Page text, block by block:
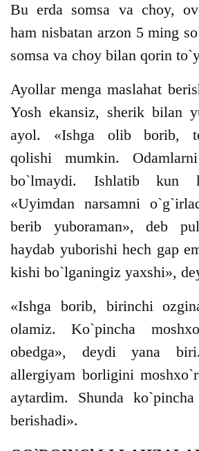
Bu erda somsa va choy,
ham nisbatan arzon 5 ming
somsa va choy bilan qorin
Ayollar menga maslahat
Yosh ekansiz, sherik bilan
ayol. «Ishga olib borib,
qolishi mumkin.
bo`lmaydi. Ishlatib kun
«Uyimdan narsamni
berib yuboraman», deb
haydab yuborishi hech gap
kishi bo`lganingiz yaxshi»,
«Ishga borib, birinchi
olamiz. Ko`pincha
obedga», deydi yana
allergiyam borligini
aytardim. Shunda
berishadi».